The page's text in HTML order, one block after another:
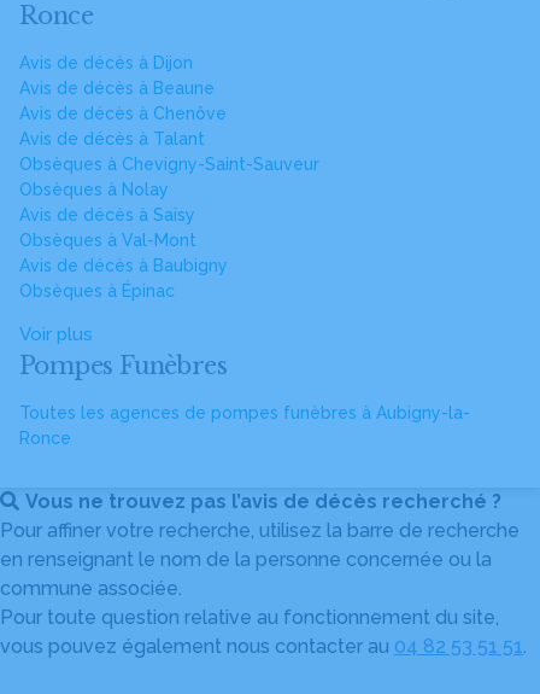
Ronce
Avis de décès à Dijon
Avis de décès à Beaune
Avis de décès à Chenôve
Avis de décès à Talant
Obsèques à Chevigny-Saint-Sauveur
Obsèques à Nolay
Avis de décès à Saisy
Obsèques à Val-Mont
Avis de décès à Baubigny
Obsèques à Épinac
Voir plus
Pompes Funèbres
Toutes les agences de pompes funèbres à Aubigny-la-
Ronce
Vous ne trouvez pas l’avis de décès recherché ?
Pour affiner votre recherche, utilisez la barre de recherche
en renseignant le nom de la personne concernée ou la
commune associée.
Pour toute question relative au fonctionnement du site,
vous pouvez également nous contacter au 04 82 53 51 51.